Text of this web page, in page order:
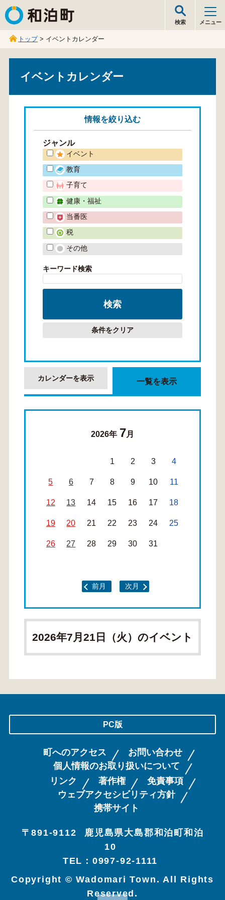
和泊町
検索 メニュー
トップ> イベントカレンダー
イベントカレンダー
情報を絞り込む
ジャンル
イベント
教育
子育て
健康・福祉
当番医
税
その他
キーワード検索
条件をクリア
カレンダーを表示 一覧を表示
2026年 7月
1 2 3 4
5 6 7 8 9 10 11
12 13 14 15 16 17 18
19 20 21 22 23 24 25
26 27 28 29 30 31
前月 次月
2026年7月21日（火）のイベント
PC版
町へのアクセス
お問い合わせ
個人情報のお取り扱いについて
リンク
著作権
免責事項
ウェブアクセシビリティ方針
携帯サイト
〒891-9112
鹿児島県大島郡和泊町和泊
10
TEL：0997-92-1111
Copyright © Wadomari Town. All Rights
Reserved.